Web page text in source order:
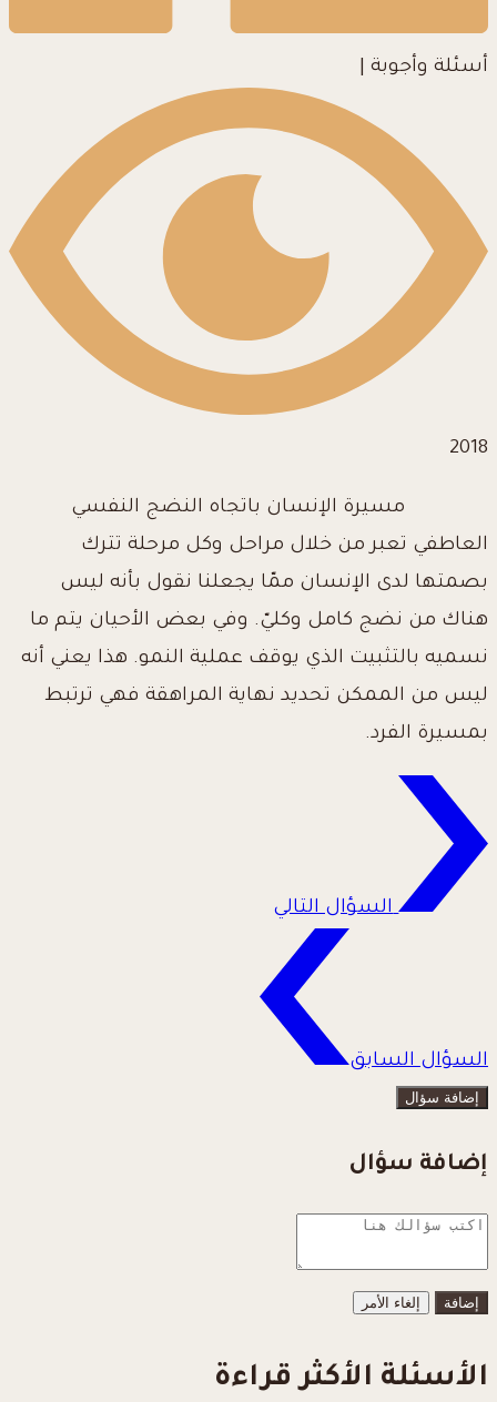
أسئلة وأجوبة
2018
مسيرة الإنسان باتجاه النضج النفسي
العاطفي تعبر من خلال مراحل وكل مرحلة تترك
بصمتها لدى الإنسان ممّا يجعلنا نقول بأنه ليس
هناك من نضج كامل وكليّ. وفي بعض الأحيان يتم ما
نسميه بالتثبيت الذي يوقف عملية النمو. هذا يعني أنه
ليس من الممكن تحديد نهاية المراهقة فهي ترتبط
بمسيرة الفرد.
السؤال التالي
السؤال السابق
إضافة سؤال
إضافة سؤال
إلغاء الأمر
الأسئلة الأكثر قراءة